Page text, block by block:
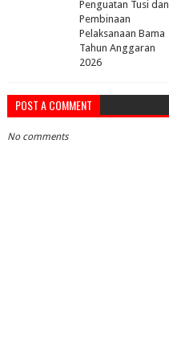
Penguatan Tusi dan
Pembinaan
Pelaksanaan Bama
Tahun Anggaran
2026
POST A COMMENT
No comments